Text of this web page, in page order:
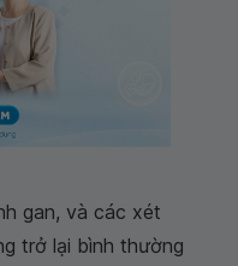
gan, và các xét
trở lại bình thường